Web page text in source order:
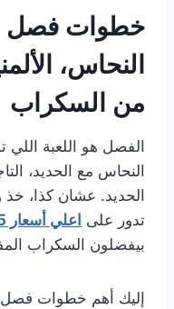
خطوات فصل
النحاس،
من السكراب
الفصل هو اللعبة
النحاس مع الحديد،
الحديد. عشان كذا،
تدور على اعلي أسعار 5 محلات
بيفضلون السكراب
إليك أهم خطوات فصل